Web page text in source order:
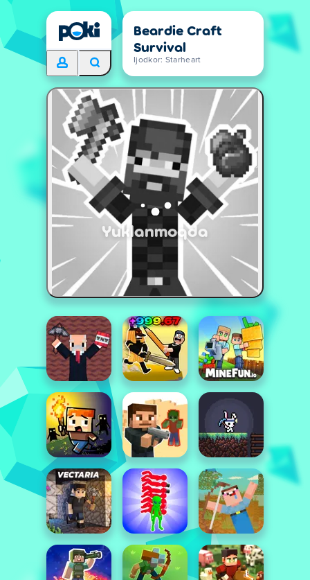
Beardie Craft
Survival
Ijodkor: Starheart
Yuklanmoqda